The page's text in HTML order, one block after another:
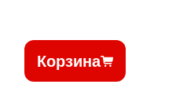
Корзина